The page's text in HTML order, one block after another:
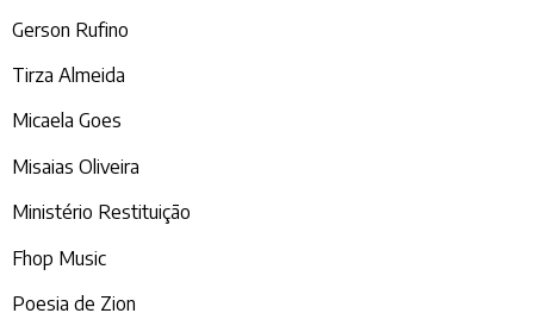
Gerson Rufino
Tirza Almeida
Micaela Goes
Misaias Oliveira
Ministério Restituição
Fhop Music
Poesia de Zion